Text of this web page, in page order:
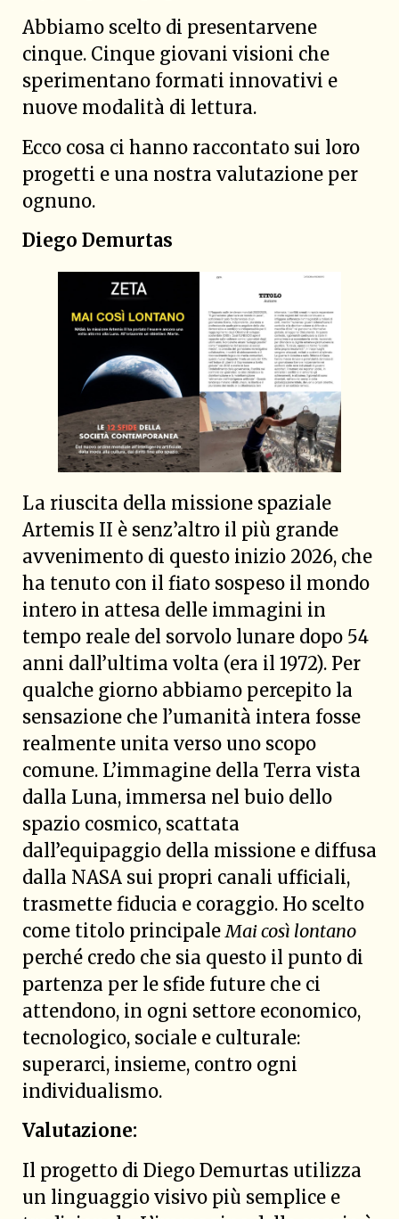
Abbiamo scelto di presentarvene
cinque. Cinque giovani visioni che
sperimentano formati innovativi e
nuove modalità di lettura.
Ecco cosa ci hanno raccontato sui loro
progetti e una nostra valutazione per
ognuno.
Diego Demurtas
La riuscita della missione spaziale
Artemis II è senz’altro il più grande
avvenimento di questo inizio 2026, che
ha tenuto con il fiato sospeso il mondo
intero in attesa delle immagini in
tempo reale del sorvolo lunare dopo 54
anni dall’ultima volta (era il 1972). Per
qualche giorno abbiamo percepito la
sensazione che l’umanità intera fosse
realmente unita verso uno scopo
comune. L’immagine della Terra vista
dalla Luna, immersa nel buio dello
spazio cosmico, scattata
dall’equipaggio della missione e diffusa
dalla NASA sui propri canali ufficiali,
trasmette fiducia e coraggio. Ho scelto
come titolo principale Mai così lontano
perché credo che sia questo il punto di
partenza per le sfide future che ci
attendono, in ogni settore economico,
tecnologico, sociale e culturale:
superarci, insieme, contro ogni
individualismo.
Valutazione:
Il progetto di Diego Demurtas utilizza
un linguaggio visivo più semplice e